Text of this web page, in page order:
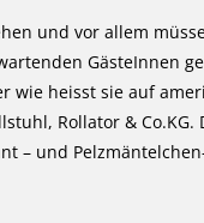
und vor allem
GästeInnen
wie heisst sie auf
Rollator & Co.KG.
– und